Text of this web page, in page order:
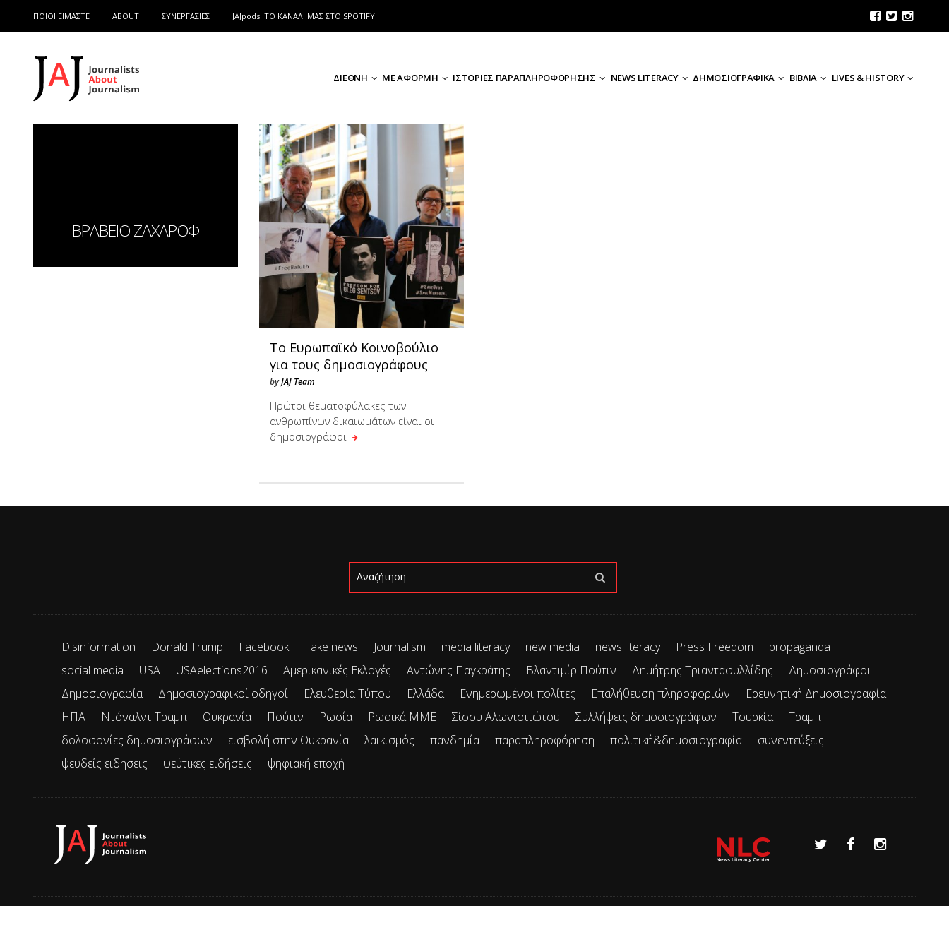
ΠΟΙΟΙ ΕΙΜΑΣΤΕ ABOUT ΣΥΝΕΡΓΑΣΙΕΣ JAJpods: TO ΚΑΝΑΛΙ ΜΑΣ ΣΤΟ SPOTIFY
ΔΙΕΘΝΗ ΜΕ ΑΦΟΡΜΗ ΙΣΤΟΡΙΕΣ ΠΑΡΑΠΛΗΡΟΦΟΡΗΣΗΣ NEWS LITERACY ΔΗΜΟΣΙΟΓΡΑΦΙΚΑ ΒΙΒΛΙΑ LIVES & HISTORY
ΒΡΑΒΕΙΟ ΖΑΧΑΡΟΦ
Το Ευρωπαϊκό Κοινοβούλιο
για τους δημοσιογράφους
byJAJ Team
Πρώτοι θεματοφύλακες των
ανθρωπίνων δικαιωμάτων είναι οι
δημοσιογράφοι
Disinformation Donald Trump Facebook Fake news Journalism media literacy new media news literacy Press Freedom
propaganda
social media
USA USAelections2016 Αμερικανικές Εκλογές Αντώνης Παγκράτης Βλαντιμίρ Πούτιν Δημήτρης Τριανταφυλλίδης
Δημοσιογράφοι
Δημοσιογραφία
Δημοσιογραφικοί οδηγοί Ελευθερία Τύπου Ελλάδα Ενημερωμένοι πολίτες Επαλήθευση πληροφοριών
Ερευνητική Δημοσιογραφία
ΗΠΑ
Ντόναλντ Τραμπ Ουκρανία Πούτιν Ρωσία Ρωσικά ΜΜΕ Σίσσυ Αλωνιστιώτου Συλλήψεις δημοσιογράφων Τουρκία
Τραμπ
δολοφονίες δημοσιογράφων
εισβολή στην Ουκρανία λαϊκισμός πανδημία παραπληροφόρηση πολιτική&δημοσιογραφία
συνεντεύξεις
ψευδείς ειδησεις
ψεύτικες ειδήσεις ψηφιακή εποχή